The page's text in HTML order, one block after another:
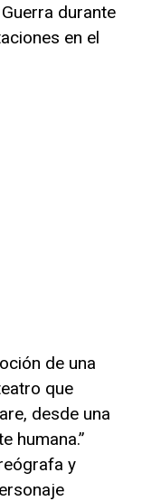
durante
en el
de una
que
desde una
humana.”
y